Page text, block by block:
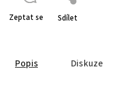
Zeptat se Sdílet
Popis Diskuze